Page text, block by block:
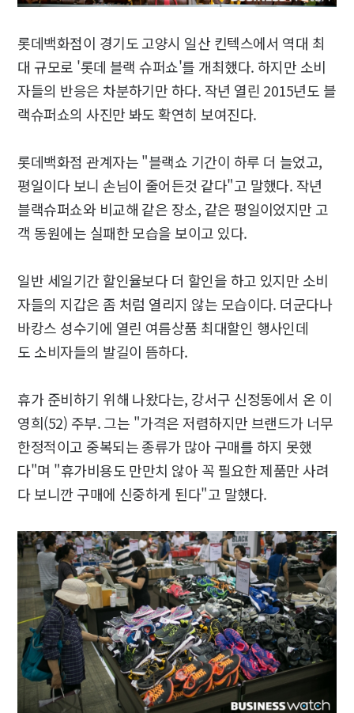
롯데백화점이 경기도 고양시 일산 킨텍스에서 역대 최
대 규모로 '롯데 블랙 슈퍼쇼'를 개최했다. 하지만 소비
자들의 반응은 차분하기만 하다. 작년 열린 2015년도 블
랙슈퍼쇼의 사진만 봐도 확연히 보여진다.
롯데백화점 관계자는 "블랙쇼 기간이 하루 더 늘었고,
평일이다 보니 손님이 줄어든것 같다"고 말했다. 작년
블랙슈퍼쇼와 비교해 같은 장소, 같은 평일이었지만 고
객 동원에는 실패한 모습을 보이고 있다.
일반 세일기간 할인율보다 더 할인을 하고 있지만 소비
자들의 지갑은 좀 처럼 열리지 않는 모습이다. 더군다나
바캉스 성수기에 열린 여름상품 최대할인 행사인데
도 소비자들의 발길이 뜸하다.
휴가 준비하기 위해 나왔다는, 강서구 신정동에서 온 이
영희(52) 주부. 그는 "가격은 저렴하지만 브랜드가 너무
한정적이고 중복되는 종류가 많아 구매를 하지 못했
다"며 "휴가비용도 만만치 않아 꼭 필요한 제품만 사려
다 보니깐 구매에 신중하게 된다"고 말했다.